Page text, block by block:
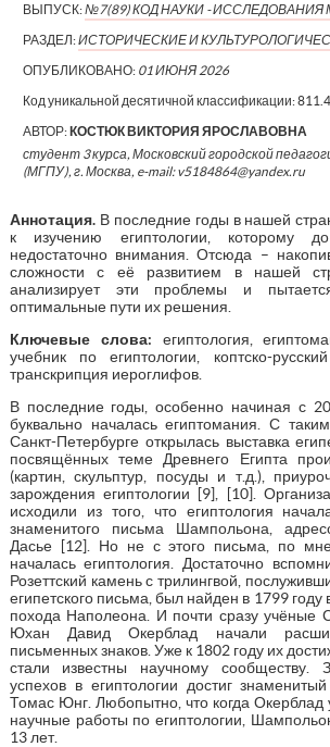
ВЫПУСК:№7(89) КОД НАУКИ -
РАЗДЕЛ:ИСТОРИЧЕСКИЕ И
ОПУБЛИКОВАНО: 01 ИЮНЯ 2026
Код уникальной десятичной классификации:
АВТОР:КОСТЮК ВИКТОРИЯ ЯРОСЛАВОВНА
студент 3 курса, Московский городской
(МГПУ), г. Москва, e-mail: v5184864@yandex.ru
Аннотация.В последние годы в нашей
к изучению египтологии, которому
недостаточно внимания. Отсюда –
сложности с её развитием в нашей
анализирует эти проблемы и
оптимальные пути их решения.
Ключевые слова: египтология,
учебник по египтологии, коптско-
транскрипция иероглифов.
В последние годы, особенно начиная с
буквально началась египтомания. С
Санкт-Петербурге открылась выставка
посвящённых теме Древнего Египта
(картин, скульптур, посуды и т.д.),
зарождения египтологии [9], [10].
исходили из того, что египтология
знаменитого письма Шампольона,
Дасье [12]. Но не с этого письма, по
началась египтология. Достаточно
Розеттский камень с трилингвой,
египетского письма, был найден в 1799 году
похода Наполеона. И почти сразу учёные
Юхан Давид Окерблад начали
письменных знаков. Уже к 1802 году их
стали известны научному сообществу.
успехов в египтологии достиг
Томас Юнг. Любопытно, что когда Окерблад
научные работы по египтологии,
13 лет.